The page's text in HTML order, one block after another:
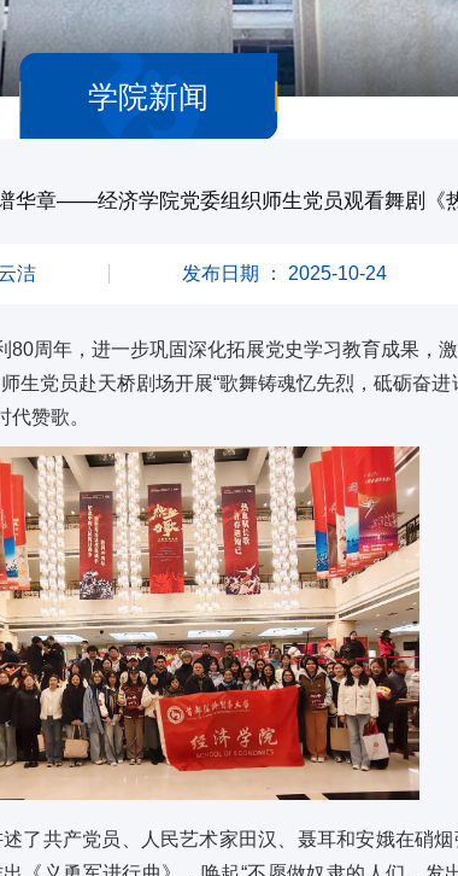
学院新闻
华章——经济学院党委组织师生党员观看舞剧《
洁 发布日期 ： 2025-10-24
周年，进一步巩固深化拓展党史学习教育成果，
生党员赴天桥剧场开展“歌舞铸魂忆先烈，砥砺奋
赞歌。
了共产党员、人民艺术家田汉、聂耳和安娥在硝